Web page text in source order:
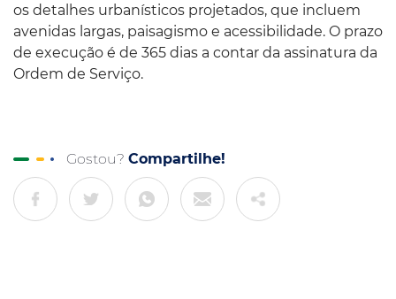
os detalhes urbanísticos projetados, que incluem
avenidas largas, paisagismo e acessibilidade. O prazo
de execução é de 365 dias a contar da assinatura da
Ordem de Serviço.
Gostou? Compartilhe!